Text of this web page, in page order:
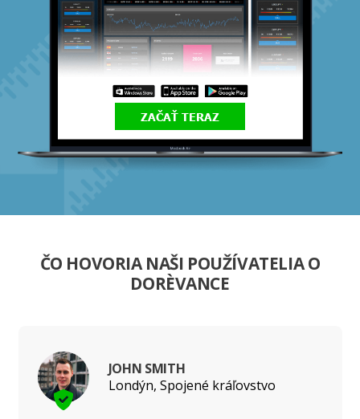
ZAČAŤ TERAZ
ČO HOVORIA NAŠI POUŽÍVATELIA O
DORÈVANCE
JOHN SMITH
Londýn, Spojené kráľovstvo